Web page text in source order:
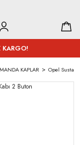
KARGO!
KAPLAR Opel Sustalı